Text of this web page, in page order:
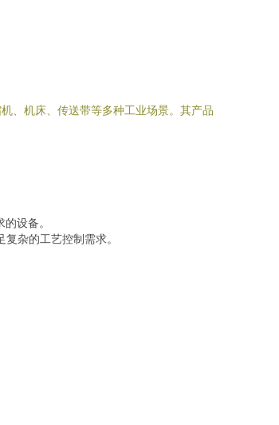
、机床、传送带等多种工业场景。其产品
设备。
杂的工艺控制需求。